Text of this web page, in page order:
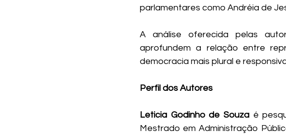
parlamentares como Andréia de
A análise oferecida pelas
aprofundem a relação entre
democracia mais plural e
Perfil dos Autores
Leticia Godinho de Souza é
Mestrado em Administração